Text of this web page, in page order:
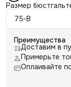
Размер
75-B
Преимущества
Доставим в
Примерьте
Оплаивайте